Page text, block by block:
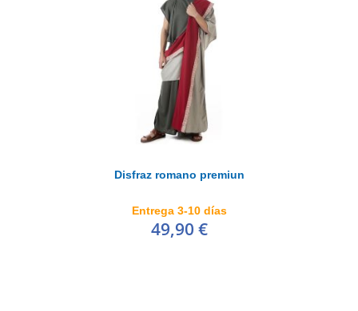
Disfraz romano premiun
Entrega 3-10 días
49,90 €